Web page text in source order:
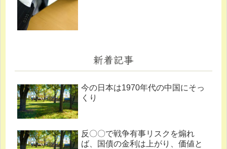
新着記事
今の日本は1970年代の中国にそっ
くり
反〇〇で戦争有事リスクを煽れ
ば、国債の金利は上がり、価値と